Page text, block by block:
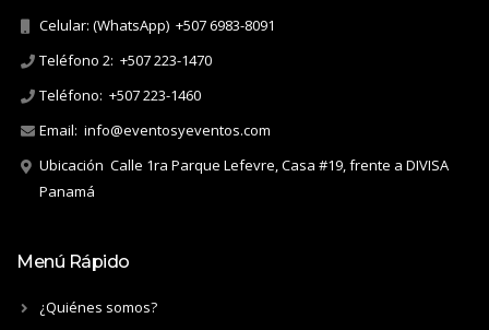
Celular: (WhatsApp) +507 6983-8091
Teléfono 2: +507 223-1470
Teléfono: +507 223-1460
Email: info@eventosyeventos.com
Ubicación Calle 1ra Parque Lefevre, Casa #19, frente a DIVISA
Panamá
Menú Rápido
¿Quiénes somos?